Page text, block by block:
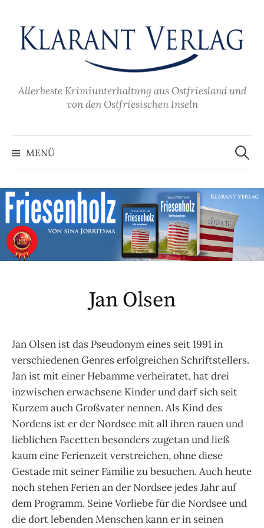
Inhalt
überspringen
Allerbeste Krimiunterhaltung aus Ostfriesland und
von den Ostfriesischen Inseln
MENÜ
Suche
nach:
Jan Olsen
Jan Olsen ist das Pseudonym eines seit 1991 in
verschiedenen Genres erfolgreichen Schriftstellers.
Jan ist mit einer Hebamme verheiratet, hat drei
inzwischen erwachsene Kinder und darf sich seit
Kurzem auch Großvater nennen. Als Kind des
Nordens ist er der Nordsee mit all ihren rauen und
lieblichen Facetten besonders zugetan und ließ
kaum eine Ferienzeit verstreichen, ohne diese
Gestade mit seiner Familie zu besuchen. Auch heute
noch stehen Ferien an der Nordsee jedes Jahr auf
dem Programm. Seine Vorliebe für die Nordsee und
die dort lebenden Menschen kann er in seinen